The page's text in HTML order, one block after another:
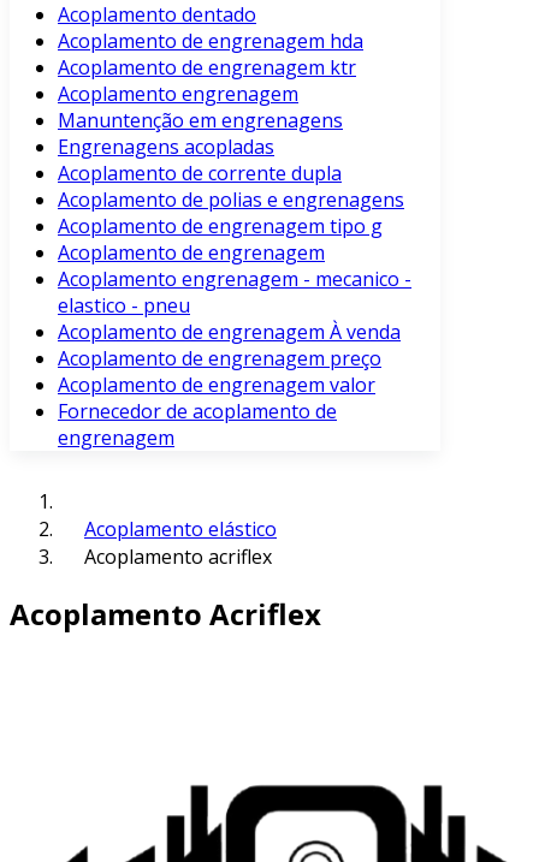
Acoplamento dentado
Acoplamento de engrenagem hda
Acoplamento de engrenagem ktr
Acoplamento engrenagem
Manuntenção em engrenagens
Engrenagens acopladas
Acoplamento de corrente dupla
Acoplamento de polias e engrenagens
Acoplamento de engrenagem tipo g
Acoplamento de engrenagem
Acoplamento engrenagem - mecanico -
elastico - pneu
Acoplamento de engrenagem À venda
Acoplamento de engrenagem preço
Acoplamento de engrenagem valor
Fornecedor de acoplamento de
engrenagem
Acoplamento elástico
Acoplamento acriflex
Acoplamento Acriflex